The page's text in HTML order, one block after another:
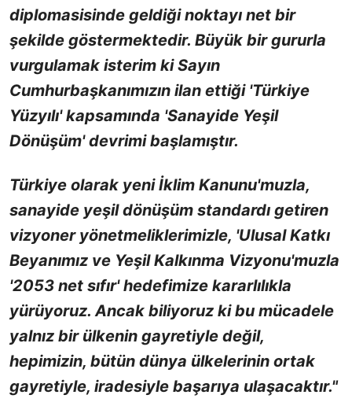
diplomasisinde geldiği noktayı net bir
şekilde göstermektedir. Büyük bir gururla
vurgulamak isterim ki Sayın
Cumhurbaşkanımızın ilan ettiği 'Türkiye
Yüzyılı' kapsamında 'Sanayide Yeşil
Dönüşüm' devrimi başlamıştır.
Türkiye olarak yeni İklim Kanunu'muzla,
sanayide yeşil dönüşüm standardı getiren
vizyoner yönetmeliklerimizle, 'Ulusal Katkı
Beyanımız ve Yeşil Kalkınma Vizyonu'muzla
'2053 net sıfır' hedefimize kararlılıkla
yürüyoruz. Ancak biliyoruz ki bu mücadele
yalnız bir ülkenin gayretiyle değil,
hepimizin, bütün dünya ülkelerinin ortak
gayretiyle, iradesiyle başarıya ulaşacaktır."